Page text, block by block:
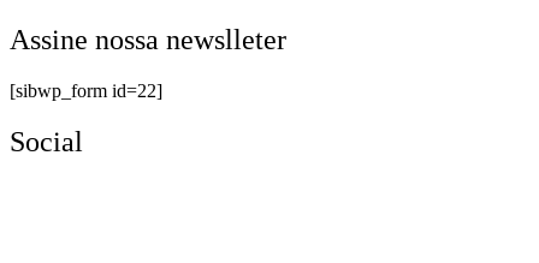
Assine nossa newslleter
[sibwp_form id=22]
Social